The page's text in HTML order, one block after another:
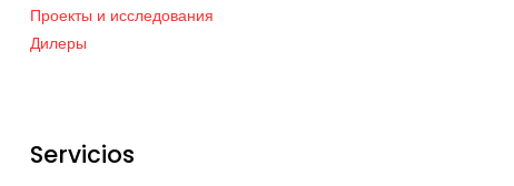
Проекты и исследования
Дилеры
Servicios